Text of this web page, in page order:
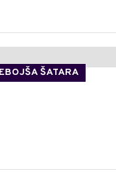
ŠATARA